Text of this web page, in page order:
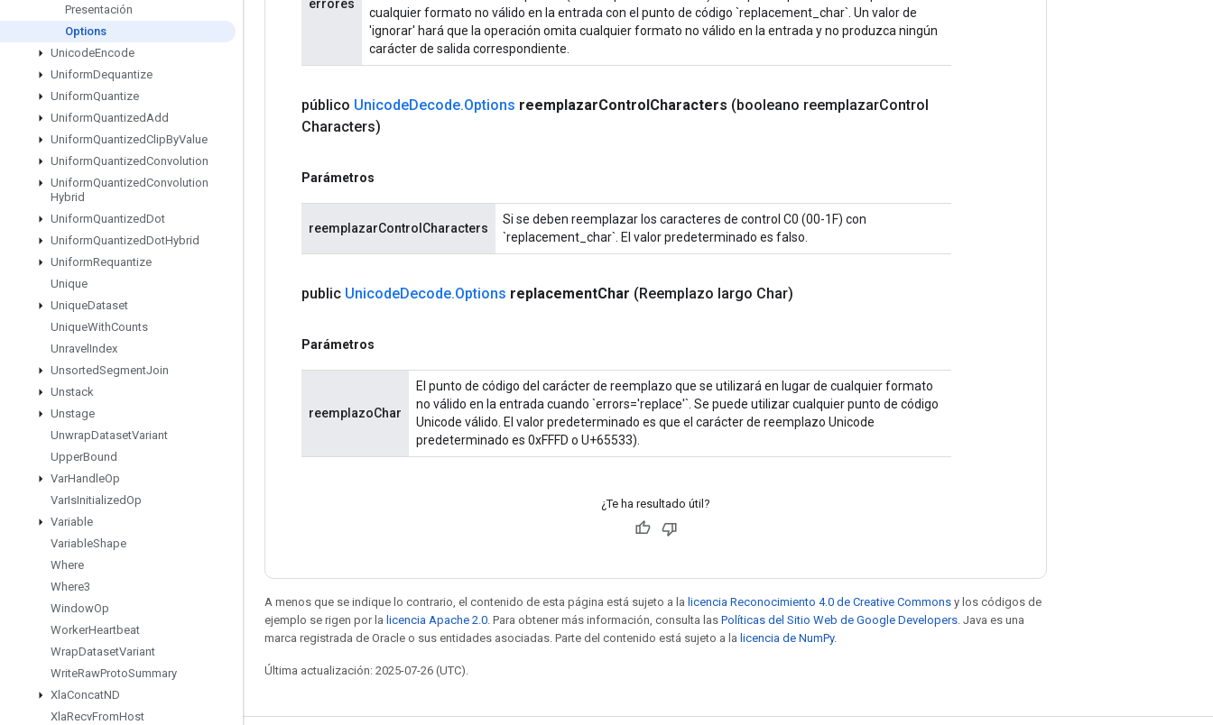
Presentación
Options
UnicodeEncode
UniformDequantize
UniformQuantize
UniformQuantizedAdd
UniformQuantizedClipByValue
UniformQuantizedConvolution
UniformQuantizedConvolution
Hybrid
UniformQuantizedDot
UniformQuantizedDotHybrid
UniformRequantize
Unique
UniqueDataset
UniqueWithCounts
Unravel Index
UnsortedSegmentJoin
Unstack
Unstage
UnwrapDatasetVariant
UpperBound
VarHandleOp
VarIsInitializedOp
Variable
VariableShape
Where
Where3
WindowOp
WorkerHeartbeat
WrapDatasetVariant
WriteRawProtoSummary
XlaConcatND
XlaRecvFromHost
errores
cualquier formato no válido en la entrada con el punto de código `replacement_char`. Un valor de
'ignorar' hará que la operación omita cualquier formato no válido en la entrada y no produzca ningún
carácter de salida correspondiente.
público UnicodeDecode.Options reemplazarControlCharacters (booleano reemplazarControl
Characters)
Parámetros
reemplazarControlCharacters
Si se deben reemplazar los caracteres de control C0 (00-1F) con
`replacement_char`. El valor predeterminado es falso.
public UnicodeDecode.Options replacementChar (Reemplazo largo Char)
Parámetros
reemplazoChar
El punto de código del carácter de reemplazo que se utilizará en lugar de cualquier formato
no válido en la entrada cuando `errors='replace'`. Se puede utilizar cualquier punto de código
Unicode válido. El valor predeterminado es que el carácter de reemplazo Unicode
predeterminado es 0xFFFD o U+65533).
¿Te ha resultado útil?
A menos que se indique lo contrario, el contenido de esta página está sujeto a la licencia Reconocimiento 4.0 de Creative Commons y los códigos de
ejemplo se rigen por la licencia Apache 2.0 . Para obtener más información, consulta las Políticas del Sitio Web de Google Developers . Java es una
marca registrada de Oracle o sus entidades asociadas. Parte del contenido está sujeto a la licencia de NumPy.
Última actualización: 2025-07-26 (UTC).